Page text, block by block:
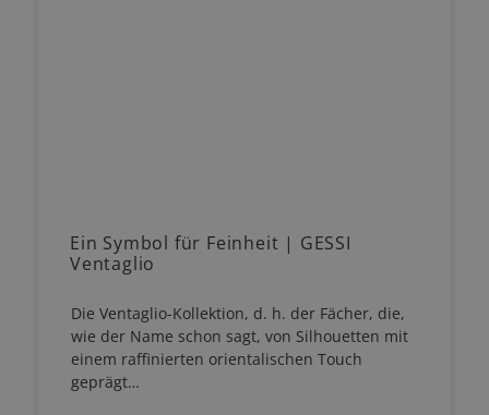
Ein Symbol für Feinheit | GESSI
Ventaglio
Die Ventaglio-Kollektion, d. h. der Fächer, die,
wie der Name schon sagt, von Silhouetten mit
einem raffinierten orientalischen Touch
geprägt…